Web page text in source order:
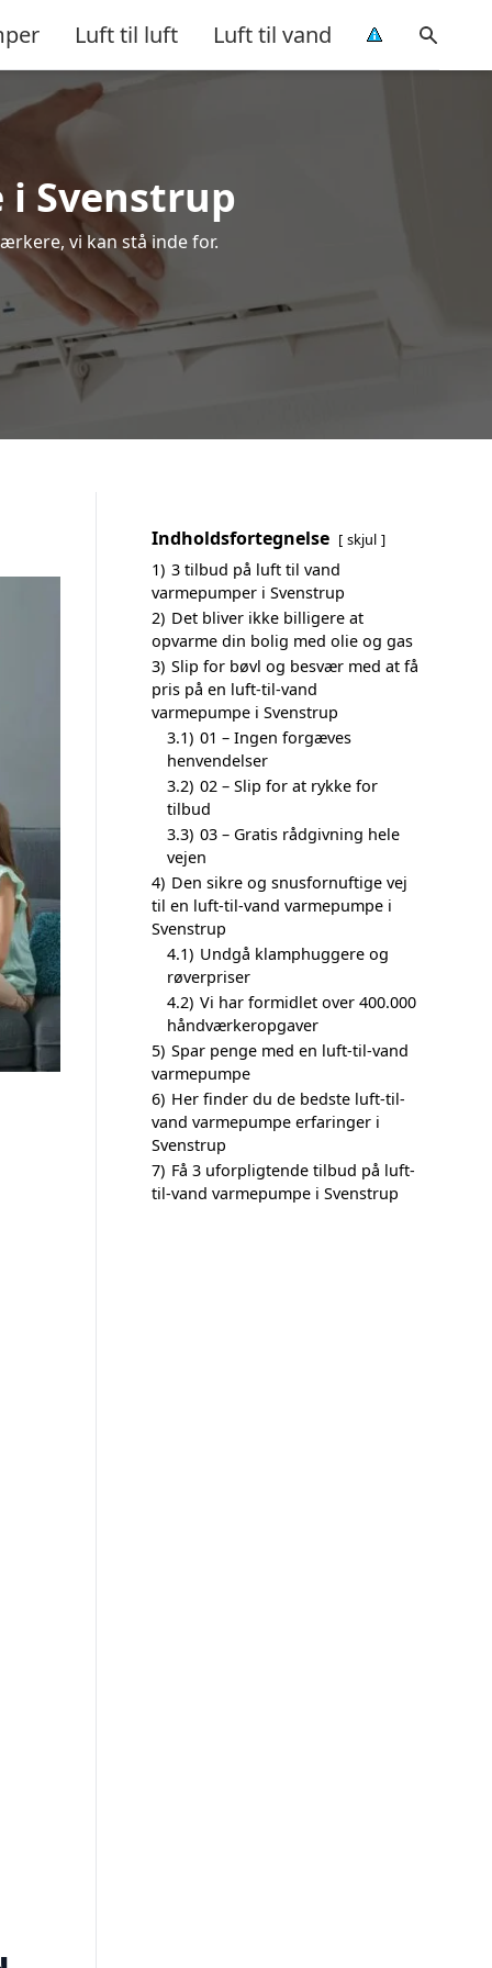
Luft til luft Luft til vand
Svenstrup
vi kan stå inde for.
Indholdsfortegnelse skjul
1) 3 tilbud på luft til vand
varmepumper i Svenstrup
2) Det bliver ikke billigere at
opvarme din bolig med olie og gas
3) Slip for bøvl og besvær med at få
pris på en luft-til-vand
varmepumpe i Svenstrup
3.1) 01 – Ingen forgæves
henvendelser
3.2) 02 – Slip for at rykke for
tilbud
3.3) 03 – Gratis rådgivning hele
vejen
4) Den sikre og snusfornuftige vej
til en luft-til-vand varmepumpe i
Svenstrup
4.1) Undgå klamphuggere og
røverpriser
4.2) Vi har formidlet over 400.000
håndværkeropgaver
5) Spar penge med en luft-til-vand
varmepumpe
6) Her finder du de bedste luft-til-
vand varmepumpe erfaringer i
Svenstrup
7) Få 3 uforpligtende tilbud på luft-
til-vand varmepumpe i Svenstrup